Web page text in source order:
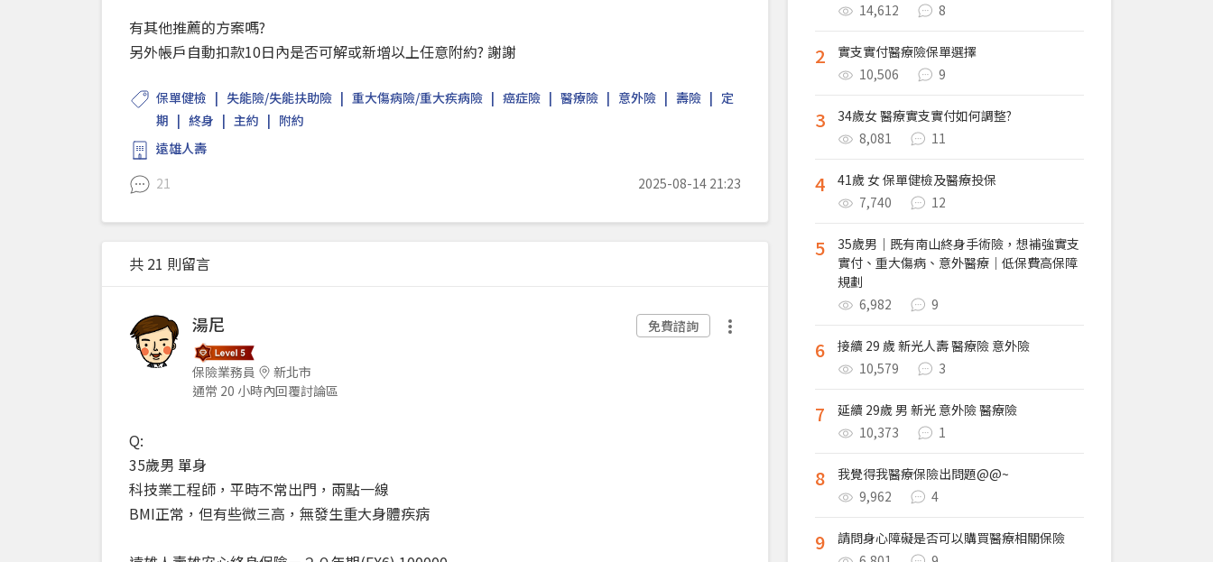
有其他推薦的方案嗎?
另外帳戶自動扣款10日內是否可解或新增以上任意附約? 謝謝
保單健檢 失能險/失能扶助險 重大傷病險/重大疾病險 癌症險 醫療險 意外險 壽險
定
期
終身 主約
附約
遠雄人壽
21
2025-08-14 21:23
共 21 則留言
湯尼
保險業務員
新北市
通常 20 小時內回覆討論區
免費諮詢
Q:
35歲男 單身
科技業工程師，平時不常出門，兩點一線
BMI正常，但有些微三高，無發生重大身體疾病
14,612
8
2
實支實付醫療險保單選擇
10,506
9
3
34歲女 醫療實支實付如何調整?
8,081
11
4
41歲 女 保單健檢及醫療投保
7,740
12
5
35歲男｜既有南山終身手術險，想補強實支
實付、重大傷病、意外醫療｜低保費高保障
規劃
6,982
9
6
接續 29 歲 新光人壽 醫療險 意外險
10,579
3
7
延續 29歲 男 新光 意外險 醫療險
10,373
1
8
我覺得我醫療保險出問題@@~
9,962
4
9
請問身心障礙是否可以購買醫療相關保險